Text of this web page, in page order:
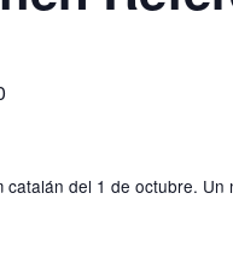
del 1 de octubre.